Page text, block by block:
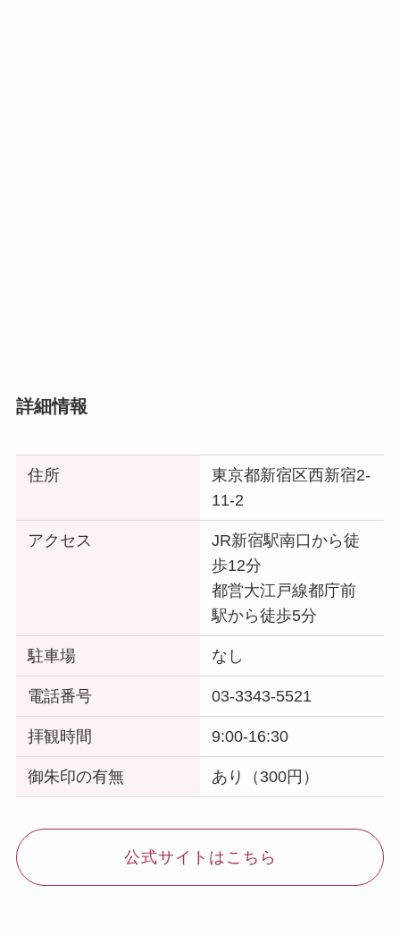
詳細情報
住所
東京都新宿区西新宿2-
11-2
アクセス
JR新宿駅南口から徒
歩12分
都営大江戸線都庁前
駅から徒歩5分
駐車場 なし
電話番号 03-3343-5521
拝観時間 9:00-16:30
御朱印の有無 あり（300円）
公式サイトはこちら